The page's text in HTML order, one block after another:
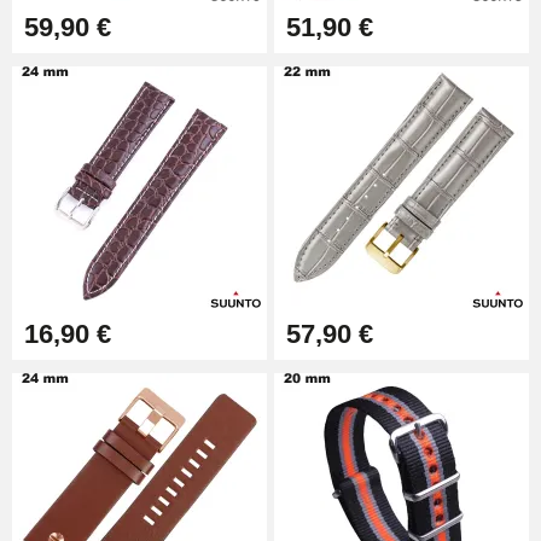
Outil Bracelet Montre pas cher
Kit pour Raccourcir Bracelet
Montre
7,90 €
Kit Réparation Montre Débutant
Pied à Coulisse Numérique
9,90 €
Kit Horlogerie Débutant
59,90 € 51,90 €
16,90 € 57,90 €